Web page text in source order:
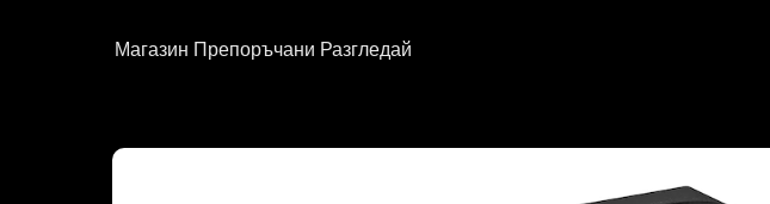
Магазин Препоръчани Разгледай